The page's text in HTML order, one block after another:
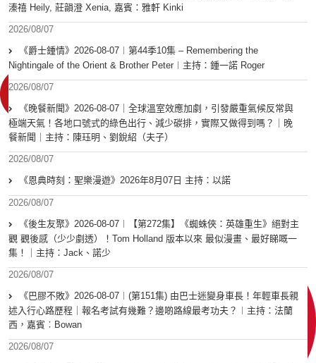
溱禧 Heily, 莊韻澄 Xenia, 嘉賓：雅軒 Kinki
2026/08/07
《爵士鍾情》2026-08-07︱第44季10集 – Remembering the
Nightingale of the Orient & Brother Peter︱主持：鍾一諾 Roger
2026/08/07
《晚餐新聞》2026-08-07｜全球溫室效應加劇，引發嚴重氣候反常與
極端天氣！各地口號式的綠色出行、減少碳排，實際又做得到嗎？｜晚
餐新聞｜主持：陳珏明、劉銳紹（夫子）
2026/08/07
《恩典時刻：聖樂漫遊》2026年8月07日 主持：以諾
2026/08/07
《後生友聚》2026-08-07︱【第272集】《蜘蛛俠：英雄重生》絕對主
觀 觀後感（少少劇透）！Tom Holland 版本以來 最似漫畫、最好睇嘅一
集！｜主持：Jack、諾少
2026/08/07
《巴膠不敗》2026-08-07︱(第151集) 由巴士迷變身車長！年輕車長親
述入行心路歷程｜報名考試有幾難？邊啲路線最考功夫？︱主持：法蘭
西，嘉賓︰Bowan
2026/08/07